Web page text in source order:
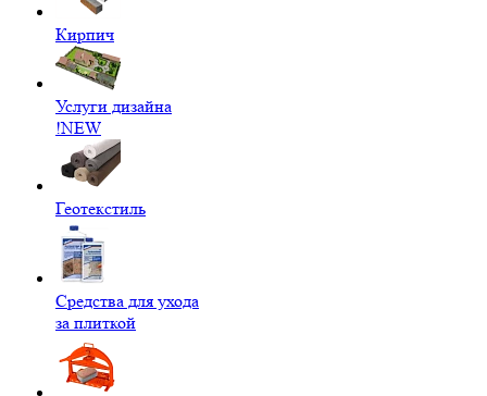
Кирпич
Услуги дизайна
!NEW
Геотекстиль
Средства для ухода
за плиткой